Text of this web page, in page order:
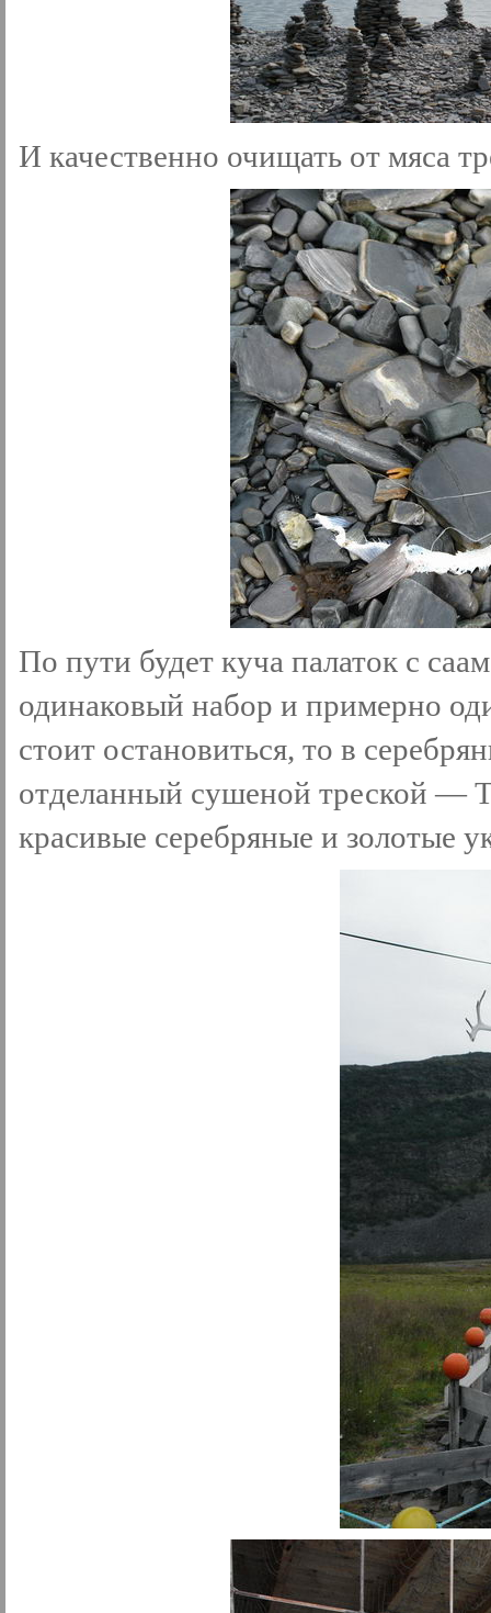
И качественно очищать от мяса
По пути будет куча палаток с
одинаковый набор и примерно
стоит остановиться, то в
отделанный сушеной треской —
красивые серебряные и золотые